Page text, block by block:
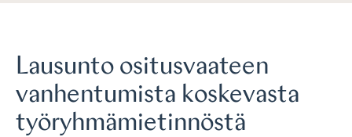
Lausunto ositusvaateen
vanhentumista koskevasta
työryhmämietinnöstä